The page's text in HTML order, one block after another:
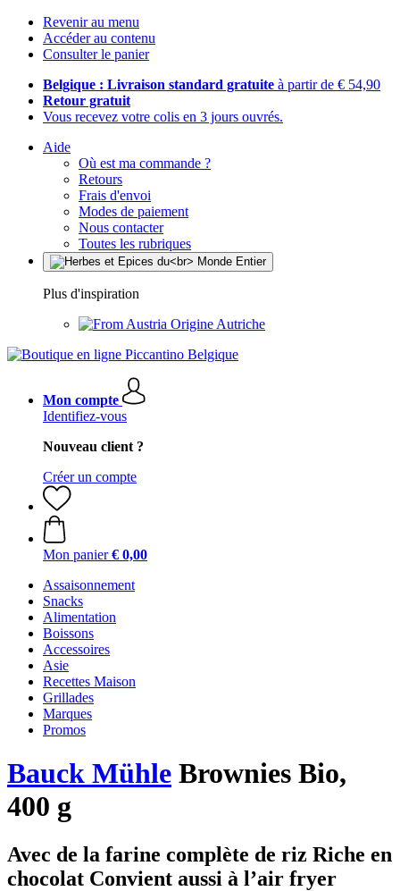
Revenir au menu
Accéder au contenu
Consulter le panier
Belgique : Livraison standard gratuite à partir de € 54,90
Retour gratuit
Vous recevez votre colis en 3 jours ouvrés.
Aide
Où est ma commande ?
Retours
Frais d'envoi
Modes de paiement
Nous contacter
Toutes les rubriques
Plus d'inspiration
Origine Autriche
Mon compte
Identifiez-vous
Nouveau client ?
Créer un compte
Mon panier € 0,00
Assaisonnement
Snacks
Alimentation
Boissons
Accessoires
Asie
Recettes Maison
Grillades
Marques
Promos
Bauck Mühle Brownies Bio,
400 g
Avec de la farine complète de riz Riche en
chocolat Convient aussi à l’air fryer